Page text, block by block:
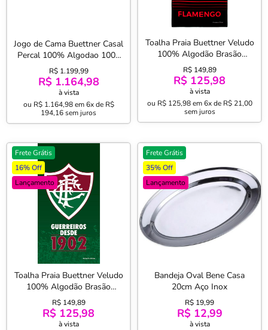
Jogo de Cama Buettner Casal
Percal 100% Algodao 1000
Fios Dobra Feita 4 peças
Branco
R$ 1.199,99
R$ 1.164,98
à vista
ou R$ 1.164,98em6x de R$
194,16sem juros
Toalha Praia Buettner Veludo
100% Algodão Brasão
Flamengo 70cm x 140m
Vermelho
R$ 149,89
R$ 125,98
à vista
ou R$ 125,98em6x de R$ 21,00
sem juros
Frete Grátis
16% Off
Lançamento
Toalha Praia Buettner Veludo
100% Algodão Brasão
Fluminense 70cm x 140m
Verde
R$ 149,89
R$ 125,98
à vista
Frete Grátis
35% Off
Lançamento
Bandeja Oval Bene Casa
20cm Aço Inox
R$ 19,99
R$ 12,99
à vista